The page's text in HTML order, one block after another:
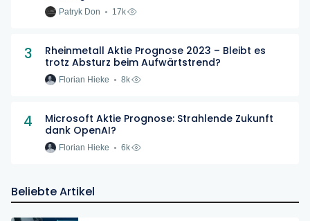
Patryk Don 17k
3
Rheinmetall Aktie Prognose 2023 – Bleibt es
trotz Absturz beim Aufwärtstrend?
Florian Hieke 8k
4
Microsoft Aktie Prognose: Strahlende Zukunft
dank OpenAI?
Florian Hieke 6k
Beliebte Artikel